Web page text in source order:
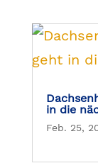
in die
Feb. 25,